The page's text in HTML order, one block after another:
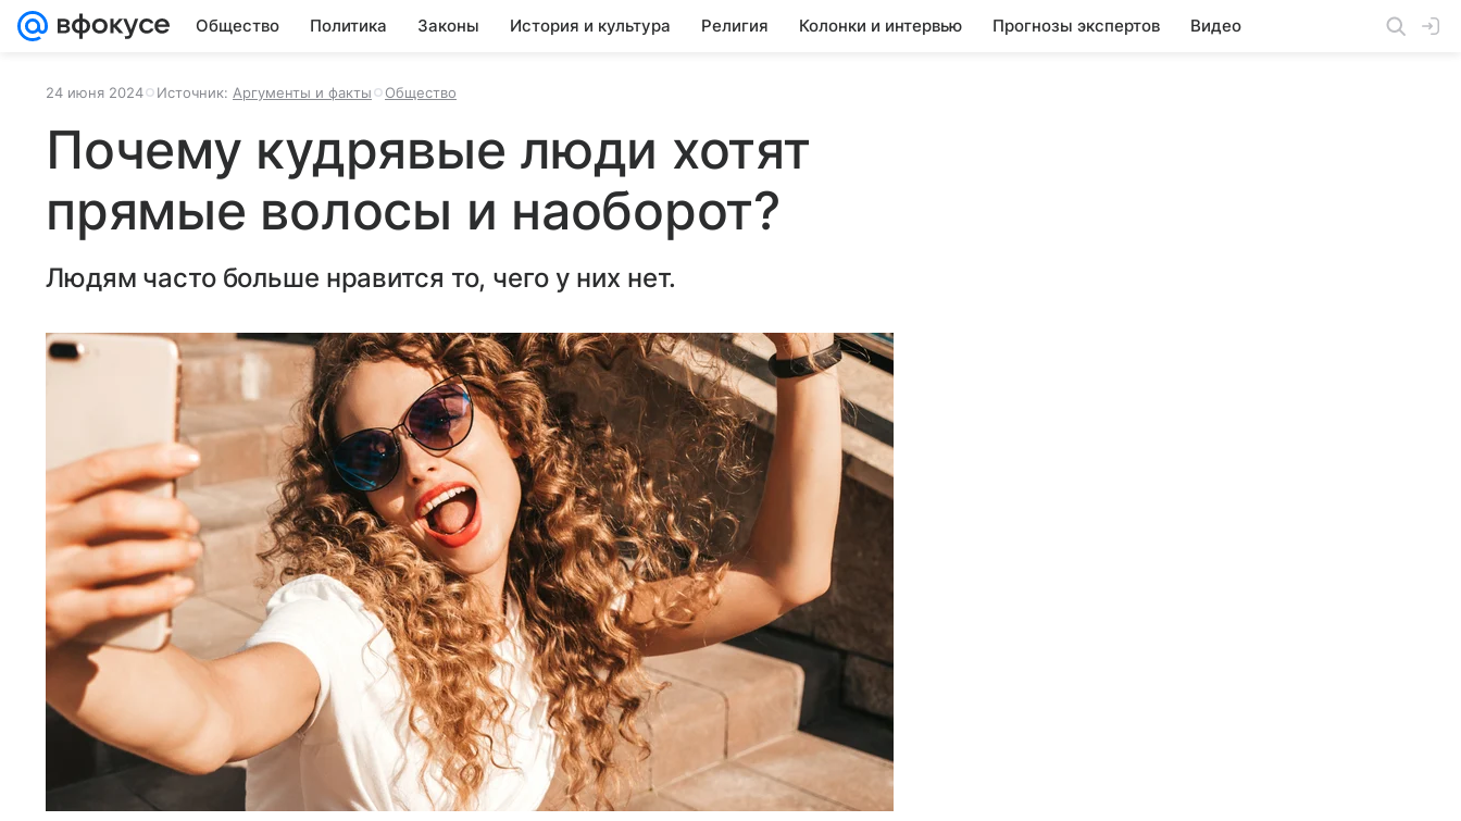
Общество Политика Законы История и культура Религия Колонки и интервью Прогнозы экспертов Видео
24 июня 2024 Источник: Аргументы и факты Общество
Почему кудрявые люди хотят
прямые волосы и наоборот?
Людям часто больше нравится то, чего у них нет.